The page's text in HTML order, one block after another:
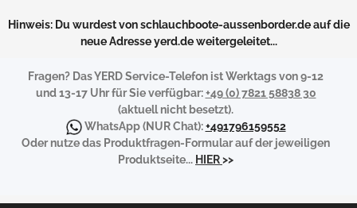
Hinweis: Du wurdest von schlauchboote-aussenborder.de auf die
neue Adresse yerd.de weitergeleitet...
Fragen? Das YERD Service-Telefon ist Werktags von 9-12
und 13-17 Uhr für Sie verfügbar:+49 (0) 7821 58838 30
(aktuell nicht besetzt).
WhatsApp(NUR Chat):+491796159552
Oder nutze das Produktfragen-Formular auf der jeweiligen
Produktseite... HIER>>